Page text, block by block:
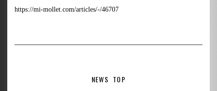
https://mi-mollet.com/articles/-/46707
NEWS TOP